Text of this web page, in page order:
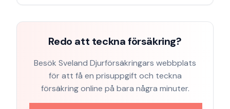
Redo att teckna försäkring?
Besök Sveland Djurförsäkringars webbplats
för att få en prisuppgift och teckna
försäkring online på bara några minuter.